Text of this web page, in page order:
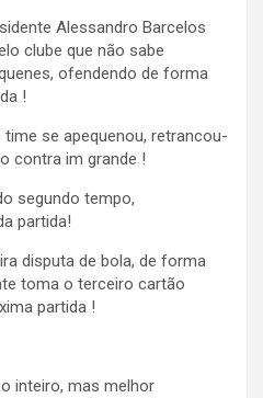
Alessandro Barcelos
clube que não sabe
ofendendo de forma
!
se apequenou, retrancou-
contra im grande !
segundo tempo,
partida!
disputa de bola, de forma
toma o terceiro cartão
partida !
inteiro, mas melhor